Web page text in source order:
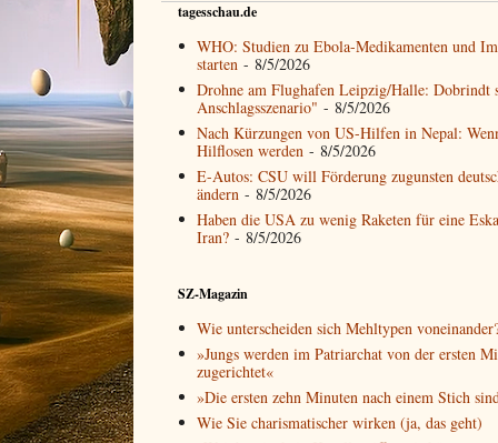
tagesschau.de
WHO: Studien zu Ebola-Medikamenten und
starten - 8/5/2026
Drohne am Flughafen Leipzig/Halle: Dobrindt
Anschlagsszenario" - 8/5/2026
Nach Kürzungen von US-Hilfen in Nepal:
Hilflosen werden - 8/5/2026
E-Autos: CSU will Förderung zugunsten
ändern - 8/5/2026
Haben die USA zu wenig Raketen für eine
Iran? - 8/5/2026
SZ-Magazin
Wie unterscheiden sich Mehltypen
»Jungs werden im Patriarchat von der ersten
zugerichtet«
»Die ersten zehn Minuten nach einem Stich
Wie Sie charismatischer wirken (ja, das geht)